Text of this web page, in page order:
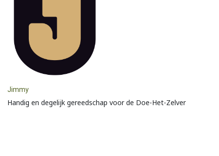
Jimmy
Handig en degelijk gereedschap voor de Doe-Het-Zelver